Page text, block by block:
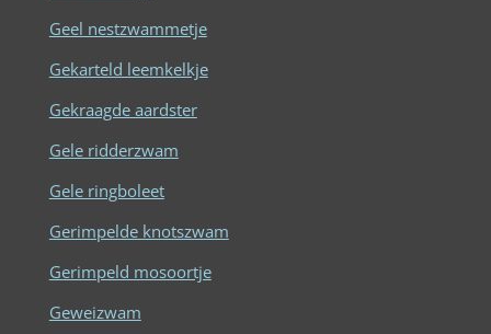
Geel nestzwammetje
Gekarteld leemkelkje
Gekraagde aardster
Gele ridderzwam
Gele ringboleet
Gerimpelde knotszwam
Gerimpeld mosoortje
Geweizwam